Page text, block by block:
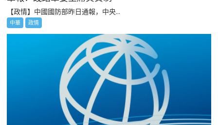
【政情】中國國防部昨日通報，中央...
中華 政情